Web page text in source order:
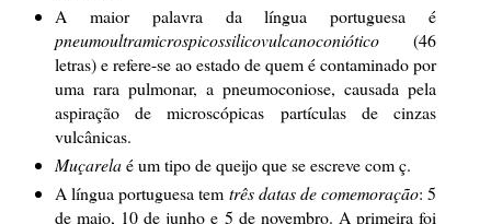
A maior palavra da língua portuguesa é
pneumoultramicrospicossilicovulcanoconiótico(46
letras) e refere-se ao estado de quem é contaminado por
uma rara pulmonar, a pneumoconiose, causada pela
aspiração de microscópicas partículas de cinzas
vulcânicas.
Muçarelaé um tipo de queijo que se escreve com ç.
A língua portuguesa tem três datas de comemoração: 5
de maio, 10 de junho e 5 de novembro. A primeira foi